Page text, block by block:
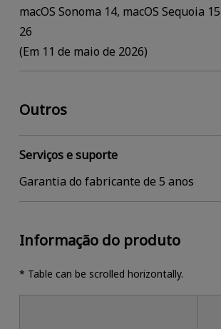
macOS Sonoma 14, macOS Sequoia
26
(Em 11 de maio de 2026)
Outros
Serviços e suporte
Garantia do fabricante de 5 anos
Informação do produto
* Table can be scrolled horizontally.